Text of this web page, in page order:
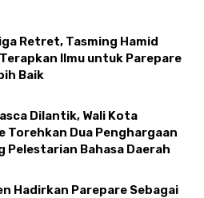
Retret, Tasming Hamid
Ilmu untuk Parepare
Baik
Dilantik, Wali Kota
Torehkan Dua Penghargaan
Pelestarian Bahasa Daerah
Hadirkan Parepare Sebagai